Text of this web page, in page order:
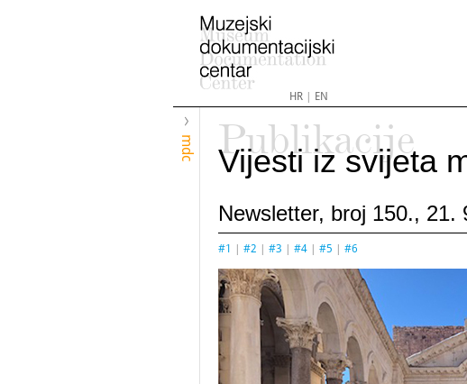
HR| EN
mdc
Publikacije
Vijesti iz svijeta
Newsletter, broj 150., 21.
#1 #2 #3 #4 #5 #6